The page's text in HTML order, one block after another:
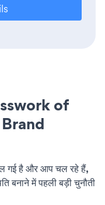
of
गई है और आप चल रहे हैं,
बनाने में पहली बड़ी चुनौती